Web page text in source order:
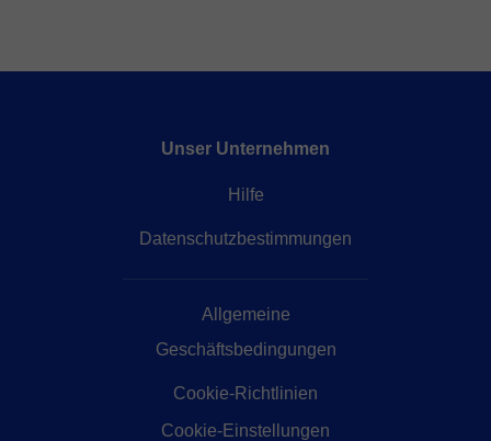
Unser Unternehmen
Hilfe
Datenschutzbestimmungen
Allgemeine
Geschäftsbedingungen
Cookie-Richtlinien
Cookie-Einstellungen